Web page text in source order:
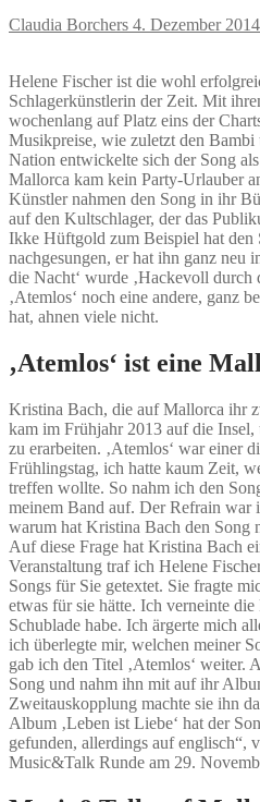
Claudia Borchers 4. Dezember 2014
Helene Fischer ist die wohl
Schlagerkünstlerin der Zeit. Mit
wochenlang auf Platz eins der
Musikpreise, wie zuletzt den Bambi
Nation entwickelte sich der Song
Mallorca kam kein Party-Urlauber
Künstler nahmen den Song in ihr
auf den Kultschlager, der das
Ikke Hüftgold zum Beispiel hat den
nachgesungen, er hat ihn ganz neu
die Nacht‘ wurde ‚Hackevoll durch
‚Atemlos‘ noch eine andere, ganz
hat, ahnen viele nicht.
‚Atemlos‘ ist eine
Kristina Bach, die auf Mallorca ihr
kam im Frühjahr 2013 auf die
zu erarbeiten. ‚Atemlos‘ war einer
Frühlingstag, ich hatte kaum Zeit,
treffen wollte. So nahm ich den
meinem Band auf. Der Refrain
warum hat Kristina Bach den Song
Auf diese Frage hat Kristina Bach
Veranstaltung traf ich Helene
Songs für Sie getextet. Sie fragte
etwas für sie hätte. Ich verneinte
Schublade habe. Ich ärgerte mich
ich überlegte mir, welchen meiner
gab ich den Titel ‚Atemlos‘ weiter.
Song und nahm ihn mit auf ihr
Zweitauskopplung machte sie ihn
Album ‚Leben ist Liebe‘ hat der
gefunden, allerdings auf englisch“,
Music&Talk Runde am 29.